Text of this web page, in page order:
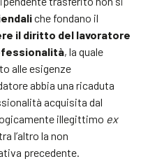
che fondano il
il diritto del lavoratore
, la quale
alle esigenze
abbia una ricaduta
acquisita dal
illegittimo ex
l’altro la non
precedente.